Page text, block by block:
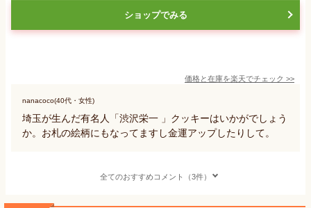
ショップでみる
価格と在庫を楽天でチェック >>
nanacoco(40代・女性)
埼玉が生んだ有名人「渋沢栄一 」クッキーはいかがでしょう
か。お札の絵柄にもなってますし金運アップしたりして。
全てのおすすめコメント（3件）